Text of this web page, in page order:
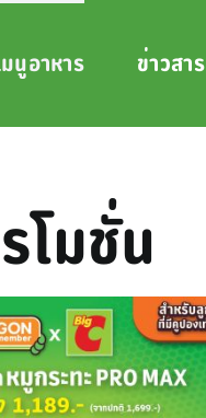
มนูอาหาร ข่าวสาร
โมชั่น